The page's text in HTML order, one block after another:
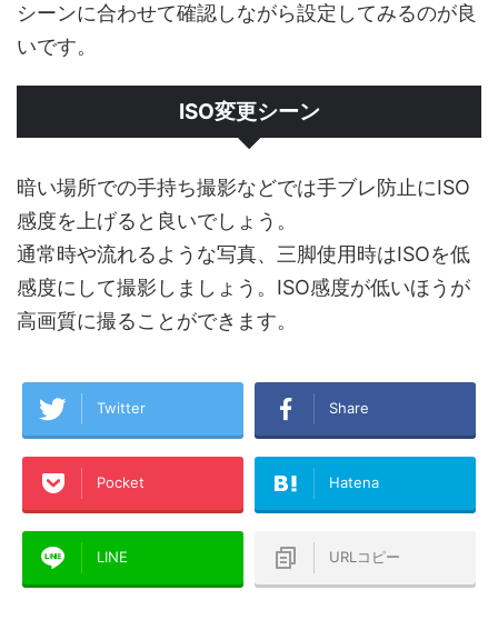
シーンに合わせて確認しながら設定してみるのが良
いです。
ISO変更シーン
暗い場所での手持ち撮影などでは手ブレ防止にISO
感度を上げると良いでしょう。
通常時や流れるような写真、三脚使用時はISOを低
感度にして撮影しましょう。ISO感度が低いほうが
高画質に撮ることができます。
Twitter Share
Pocket Hatena
LINE URLコピー